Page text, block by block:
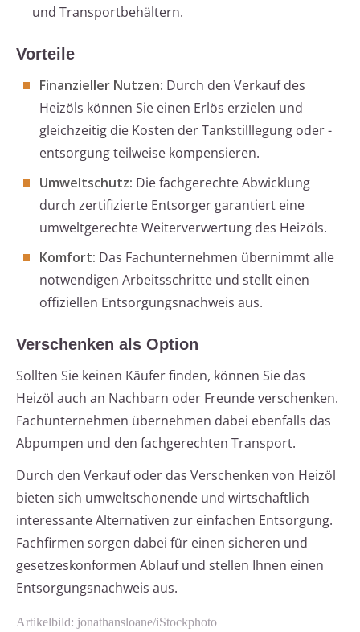
und Transportbehältern.
Vorteile
Finanzieller Nutzen: Durch den Verkauf des
Heizöls können Sie einen Erlös erzielen und
gleichzeitig die Kosten der Tankstilllegung oder -
entsorgung teilweise kompensieren.
Umweltschutz: Die fachgerechte Abwicklung
durch zertifizierte Entsorger garantiert eine
umweltgerechte Weiterverwertung des Heizöls.
Komfort: Das Fachunternehmen übernimmt alle
notwendigen Arbeitsschritte und stellt einen
offiziellen Entsorgungsnachweis aus.
Verschenken als Option
Sollten Sie keinen Käufer finden, können Sie das
Heizöl auch an Nachbarn oder Freunde verschenken.
Fachunternehmen übernehmen dabei ebenfalls das
Abpumpen und den fachgerechten Transport.
Durch den Verkauf oder das Verschenken von Heizöl
bieten sich umweltschonende und wirtschaftlich
interessante Alternativen zur einfachen Entsorgung.
Fachfirmen sorgen dabei für einen sicheren und
gesetzeskonformen Ablauf und stellen Ihnen einen
Entsorgungsnachweis aus.
Artikelbild: jonathansloane/iStockphoto